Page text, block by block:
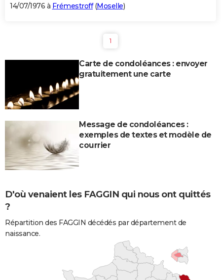
14/07/1976 à Frémestroff(Moselle)
1
Carte de condoléances : envoyer
gratuitement une carte
Message de condoléances :
exemples de textes et modèle de
courrier
D'où venaient les FAGGIN qui nous ont quittés
?
Répartition des FAGGIN décédés par département de
naissance.